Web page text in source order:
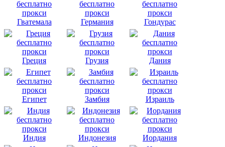
Гватемала Германия Гондурас
Греция Грузия Дания
Египет Замбия Израиль
Индия Индонезия Иордания